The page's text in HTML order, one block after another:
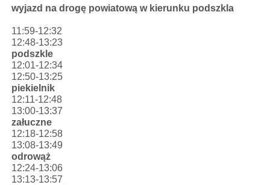
wyjazd na drogę powiatową w kierunku podszkla
11:59-12:32
12:48-13:23
podszkle
12:01-12:34
12:50-13:25
piekielnik
12:11-12:48
13:00-13:37
załuczne
12:18-12:58
13:08-13:49
odrowąż
12:24-13:06
13:13-13:57